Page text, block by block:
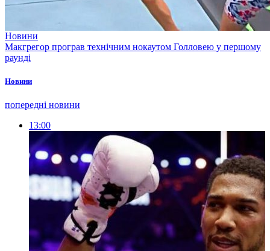
Новини
Макгрегор програв технічним нокаутом Голловею у першому
раунді
Новини
попередні новини
13:00